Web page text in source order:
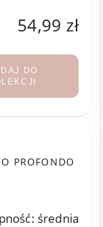
54,99 zł
DO
PROFONDO
średnia